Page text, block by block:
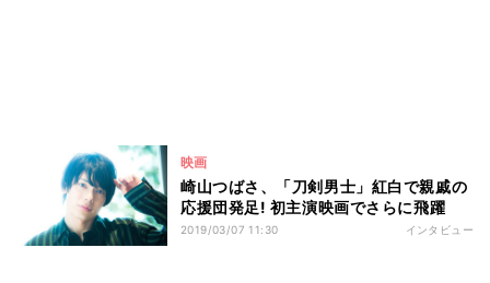
映画
崎山つばさ、「刀剣男士」紅白で親戚の
応援団発足! 初主演映画でさらに飛躍
2019/03/07 11:30 インタビュー